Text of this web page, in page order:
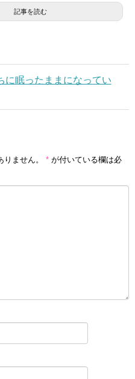
記事を読む
に眠ったままになってい
ません。 * が付いている欄は必